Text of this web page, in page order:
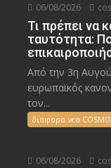
06/08/2026
Τι πρέπει να
ταυτότητα:
Από την 3η
ευρωπαϊκός
τον...
διαφορα νεα
06/08/2026